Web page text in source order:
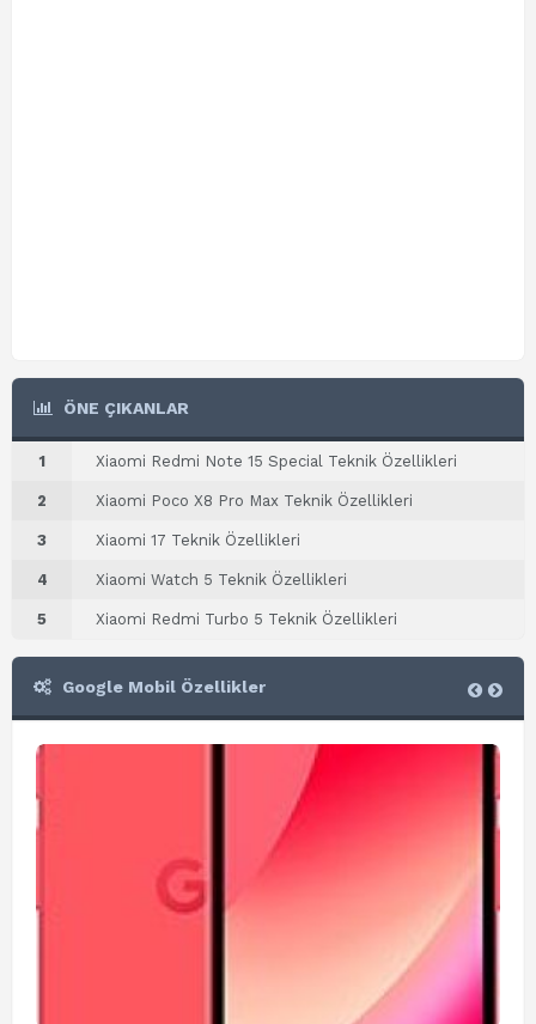
ÖNE ÇIKANLAR
1 Xiaomi Redmi Note 15 Special Teknik Özellikleri
2 Xiaomi Poco X8 Pro Max Teknik Özellikleri
3 Xiaomi 17 Teknik Özellikleri
4 Xiaomi Watch 5 Teknik Özellikleri
5 Xiaomi Redmi Turbo 5 Teknik Özellikleri
Google Mobil Özellikler